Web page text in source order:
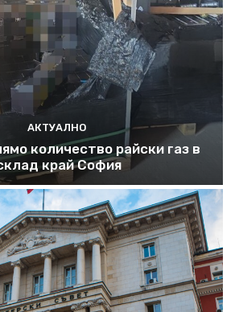
АКТУАЛНО
количество райски газ в
край София